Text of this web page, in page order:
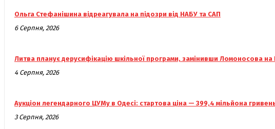
Ольга Стефанішина відреагувала на підозри від НАБУ та САП
6 Серпня, 2026
Литва планує дерусифікацію шкільної програми, замінивши Ломоносова
4 Серпня, 2026
Аукціон легендарного ЦУМу в Одесі: стартова ціна — 399,4 мільйона
3 Серпня, 2026